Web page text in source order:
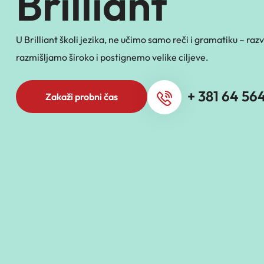
U Brilliant školi jezika, ne učimo samo reči i gramatiku –
razmišljamo široko i postignemo velike ciljeve.
Zakaži probni čas + 381 64